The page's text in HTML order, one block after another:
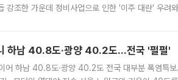
강조한 가운데 정비사업으로 인한 '이주 대란' 우려
하남 40.8도·광양 40.2도…전국 '펄펄'
어 하남 40.8도·광양 40.2도 전국 대부분 폭염특